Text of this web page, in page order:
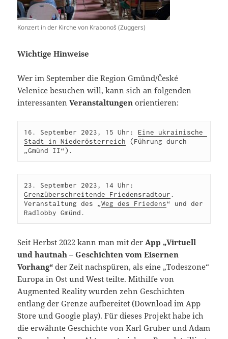
Konzert in der Kirche von Krabonoš (Zuggers)
Wichtige Hinweise
Wer im September die Region Gmünd/České
Velenice besuchen will, kann sich an folgenden
interessantenVeranstaltungen orientieren:
16. September 2023, 15 Uhr: Eine ukrainische
Stadt in Niederösterreich (Führung durch
„Gmünd II“).
Grenzüberschreitende Friedensradtour .
Veranstaltung des „Weg des Friedens“ und der
Radlobby Gmünd.
Seit Herbst 2022 kann man mit der App „Virtuell
und hautnah – Geschichten vom Eisernen
Vorhang“ der Zeit nachspüren, als eine „Todeszone“
Europa in Ost und West teilte. Mithilfe von
Augmented Reality wurden zehn Geschichten
entlang der Grenze aufbereitet (Download im App
Store und Google play). Für dieses Projekt habe ich
die erwähnte Geschichte von Karl Gruber und Adam